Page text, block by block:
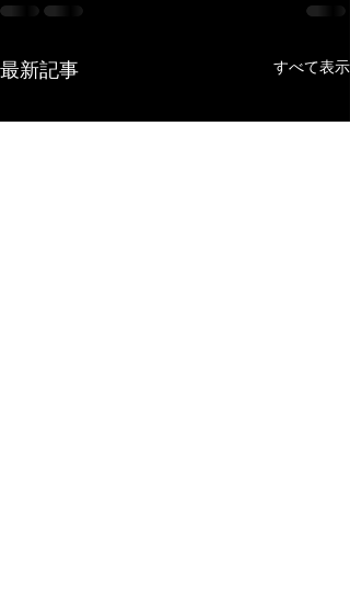
最新記事 すべて表示